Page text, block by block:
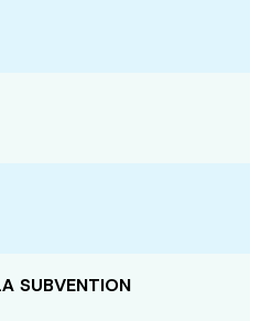
SUBVENTION